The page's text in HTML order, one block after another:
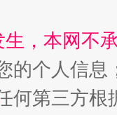
生，本网不
的个人信息
何第三方根